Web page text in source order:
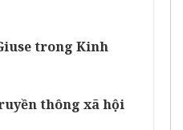
trong Kinh
thông xã hội